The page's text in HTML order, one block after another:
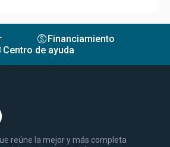
monetization_onFinanciamiento
Centro de ayuda
reúne la mejor y más completa